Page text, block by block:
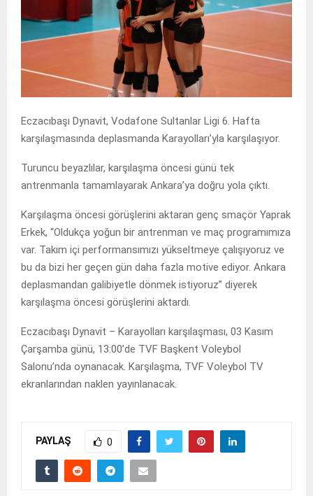
Eczacıbaşı Dynavit, Vodafone Sultanlar Ligi 6. Hafta
karşılaşmasında deplasmanda Karayolları’yla karşılaşıyor.
Turuncu beyazlılar, karşılaşma öncesi günü tek
antrenmanla tamamlayarak Ankara’ya doğru yola çıktı.
Karşılaşma öncesi görüşlerini aktaran genç smaçör Yaprak
Erkek, “Oldukça yoğun bir antrenman ve maç programımıza
var. Takım içi performansımızı yükseltmeye çalışıyoruz ve
bu da bizi her geçen gün daha fazla motive ediyor. Ankara
deplasmandan galibiyetle dönmek istiyoruz” diyerek
karşılaşma öncesi görüşlerini aktardı.
Eczacıbaşı Dynavit – Karayolları karşılaşması, 03 Kasım
Çarşamba günü, 13:00’de TVF Başkent Voleybol
Salonu’nda oynanacak. Karşılaşma, TVF Voleybol TV
ekranlarından naklen yayınlanacak.
PAYLAŞ 0